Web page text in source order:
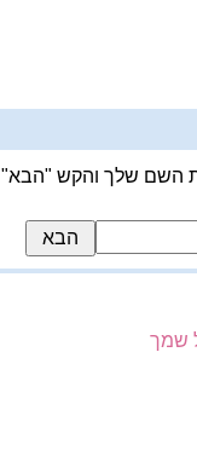
השם שלך והקש "הבא"
שמך